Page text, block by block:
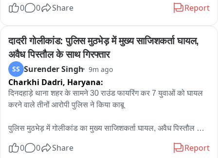
जरूरतमंद बच्चों को बड़े सपने देखने की प्रेरणा देने की अनूठी पहल。
शिक्षा मंत्री मदन दिलावर ने बच्चों को दी शुभकामनाएं और प्रेरक संदेश。
शिक्षा मंत्री मदन दिलावर ने कहा पहली उड़ान सिर्फ सफर नहीं सपनों को नई
ऊंचाई देने का अवसर。
राउंड टेबल इंडिया व जयपुर पिंकसिटी राउंड टेबल 171 के सहयोग से
0 0 Share Report
दादरी गोलीकांड: पुलिस मुठभेड़ में मुख्य साजिशकर्ता घायल,
अवैध पिस्तौल के साथ गिरफ्तार
SS Surender Singh 9m ago
Charkhi Dadri, Haryana:
दिनदहाड़े थाना शहर के सामने 30 राउंड फायरिंग कर 7 युवाओं को घायल
करने वाले तीनों आरोपी पुलिस ने किया काबू
पुलिस मुठभेड़ में गोलीकांड का मुख्य साजिशकर्ता घायल, अवैध पिस्तौल
0 0 Share Report